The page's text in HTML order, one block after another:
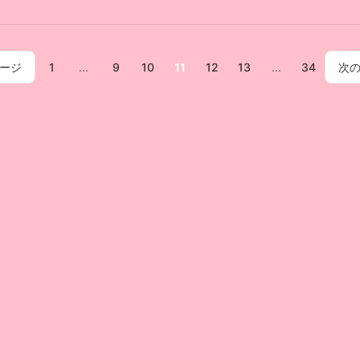
ジ 1 ... 9 10 11 12 13 ... 34 次